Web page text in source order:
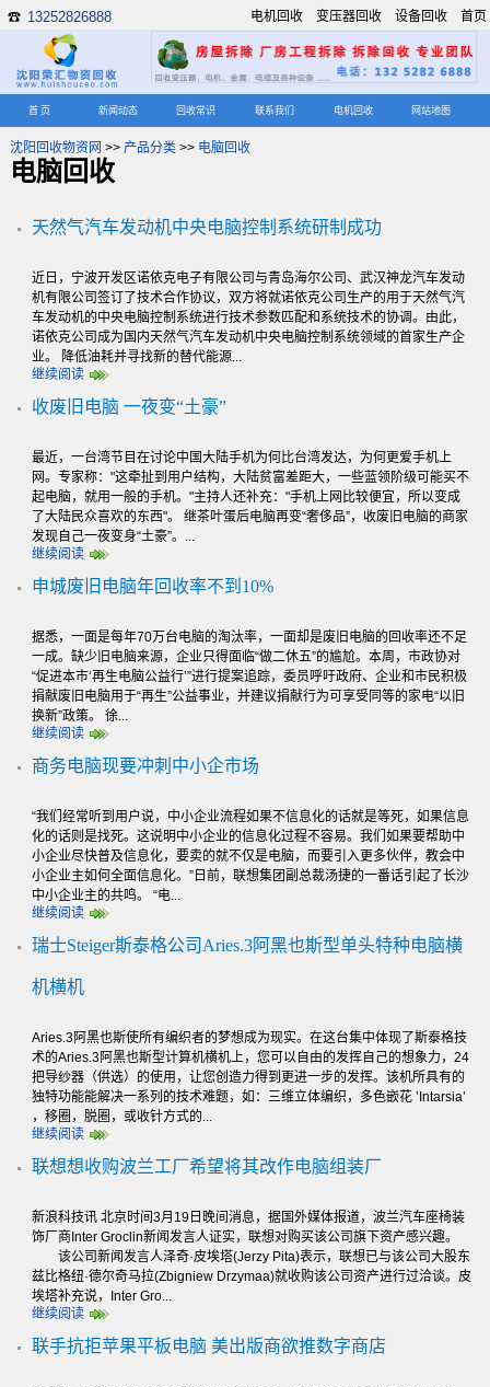
☎ 13252826888 首页
设备回收
变压器回收
电机回收
首 页 新闻动态 回收常识 联系我们 电机回收 网站地图
沈阳回收物资网 >> 产品分类>> 电脑回收
电脑回收
天然气汽车发动机中央电脑控制系统研制成功
近日，宁波开发区诺依克电子有限公司与青岛海尔公司、武汉神龙汽车发动
机有限公司签订了技术合作协议，双方将就诺依克公司生产的用于天然气汽
车发动机的中央电脑控制系统进行技术参数匹配和系统技术的协调。由此，
诺依克公司成为国内天然气汽车发动机中央电脑控制系统领域的首家生产企
业。 降低油耗并寻找新的替代能源...
继续阅读
收废旧电脑 一夜变“土豪”
最近，一台湾节目在讨论中国大陆手机为何比台湾发达，为何更爱手机上
网。专家称："这牵扯到用户结构，大陆贫富差距大，一些蓝领阶级可能买不
起电脑，就用一般的手机。"主持人还补充："手机上网比较便宜，所以变成
了大陆民众喜欢的东西"。 继茶叶蛋后电脑再变“奢侈品”，收废旧电脑的商家
发现自己一夜变身“土豪”。...
继续阅读
申城废旧电脑年回收率不到10%
据悉，一面是每年70万台电脑的淘汰率，一面却是废旧电脑的回收率还不足
一成。缺少旧电脑来源，企业只得面临“做二休五”的尴尬。本周，市政协对
“促进本市‘再生电脑公益行’”进行提案追踪，委员呼吁政府、企业和市民积极
捐献废旧电脑用于“再生”公益事业，并建议捐献行为可享受同等的家电“以旧
换新”政策。 徐...
继续阅读
商务电脑现要冲刺中小企市场
“我们经常听到用户说，中小企业流程如果不信息化的话就是等死，如果信息
化的话则是找死。这说明中小企业的信息化过程不容易。我们如果要帮助中
小企业尽快普及信息化，要卖的就不仅是电脑，而要引入更多伙伴，教会中
小企业主如何全面信息化。”日前，联想集团副总裁汤捷的一番话引起了长沙
中小企业主的共鸣。 “电...
继续阅读
瑞士Steiger斯泰格公司Aries.3阿黑也斯型单头特种电脑横
机横机
Aries.3阿黑也斯使所有编织者的梦想成为现实。在这台集中体现了斯泰格技
术的Aries.3阿黑也斯型计算机横机上，您可以自由的发挥自己的想象力，24
把导纱器（供选）的使用，让您创造力得到更进一步的发挥。该机所具有的
独特功能能解决一系列的技术难题，如：三维立体编织，多色嵌花 ’Intarsia’
，移圈，脱圈，或收针方式的...
继续阅读
联想想收购波兰工厂希望将其改作电脑组装厂
新浪科技讯 北京时间3月19日晚间消息，据国外媒体报道，波兰汽车座椅装
饰厂商Inter Groclin新闻发言人证实，联想对购买该公司旗下资产感兴趣。
该公司新闻发言人泽奇·皮埃塔(Jerzy Pita)表示，联想已与该公司大股东
兹比格纽·德尔奇马拉(Zbigniew Drzymaa)就收购该公司资产进行过洽谈。皮
埃塔补充说，Inter Gro...
继续阅读
联手抗拒苹果平板电脑 美出版商欲推数字商店